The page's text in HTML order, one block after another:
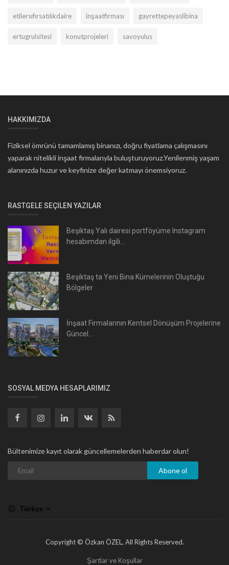
etilersıfırsatılıkdaire inşaatfirması gayrettepeyaslibina
ertugrulsitesi konutprojeleri savoyulus
HAKKIMIZDA
Fiziksel ömrünü tamamlamış binanızı, doğru fiyatlama çalışmasını
yaparak nitelikli inşaat firmalarıyla buluşturuyoruz.Yenilenmiş yaşam
alanınızda huzur ve keyfinize değer katmayı önemsiyoruz.
RASTGELE SEÇILEN YAZILAR
Beşiktaş Yalı dairesi portföyüme Instagram
hesabımdan ilgili...
Beşiktaş ta Yeni Bina Kümelerinin Oluştuğu
Bölgeler
İnşaat Firmalarının Kentsel Dönüşüm Projelerine
Güncel...
SOSYAL MEDYA HESAPLARIMIZ
Bültenimize kayıt olarak güncellemelerden haberdar olun!
Abone ol
Türkçe
Copyright © Özkan ÖZEL, All Rights Reserved.
Şartlar ve Koşullar